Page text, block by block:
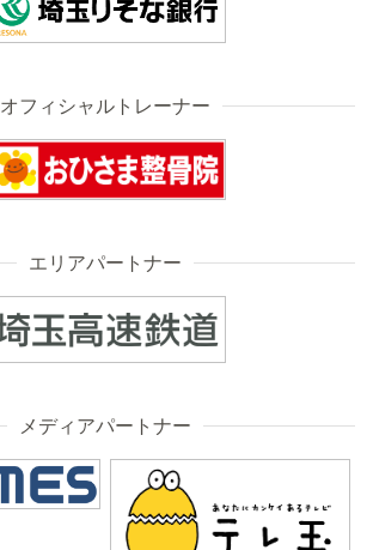
オフィシャルトレーナー
エリアパートナー
メディアパートナー